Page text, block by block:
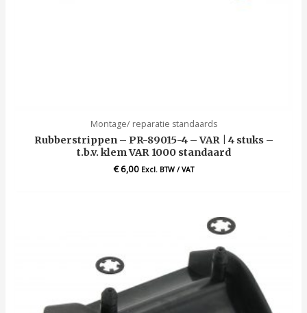
Montage/ reparatie standaards
Rubberstrippen – PR-89015-4 – VAR | 4 stuks –
t.b.v. klem VAR 1000 standaard
€6,00 Excl. BTW / VAT